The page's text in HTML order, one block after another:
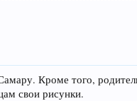
Кроме того,
свои рисунки.